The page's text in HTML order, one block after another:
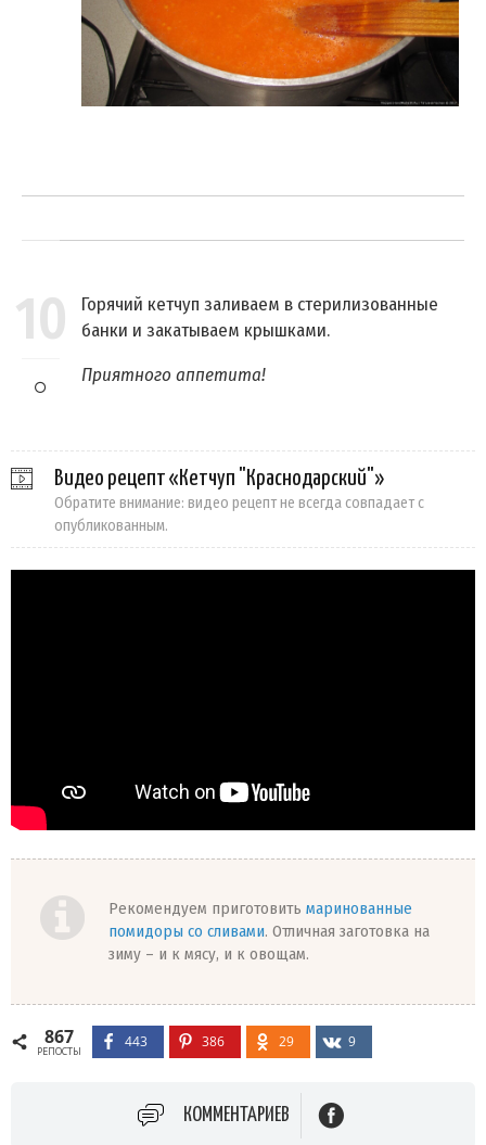
10
Горячий кетчуп заливаем в стерилизованные
банки и закатываем крышками.
Приятного аппетита!
Видео рецепт «Кетчуп "Краснодарский"»
Обратите внимание: видео рецепт не всегда совпадает с
опубликованным.
Рекомендуем приготовить маринованные
помидоры со сливами. Отличная заготовка на
зиму – и к мясу, и к овощам.
867
РЕПОСТЫ
443 386 29 9
КОММЕНТАРИЕВ